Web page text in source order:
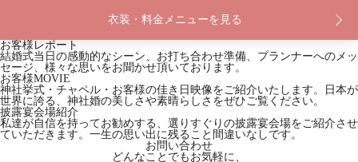
衣装・料金メニューを見る
お客様レポート
結婚式当日の感動的なシーン、お打ち合わせ準備、プランナーへのメッ
セージ、様々な思いをお聞かせ頂いております。
お客様MOVIE
神社挙式・チャペル・お客様の佳き日映像をご紹介いたします。日本が
世界に誇る、神社婚の美しさや素晴らしさをぜひご覧ください。
披露宴会場紹介
私達が自信を持ってお勧めする、選りすぐりの披露宴会場をご紹介させ
ていただきます。一生の思い出に残ること間違いなしです。
お問い合わせ
どんなことでもお気軽に、